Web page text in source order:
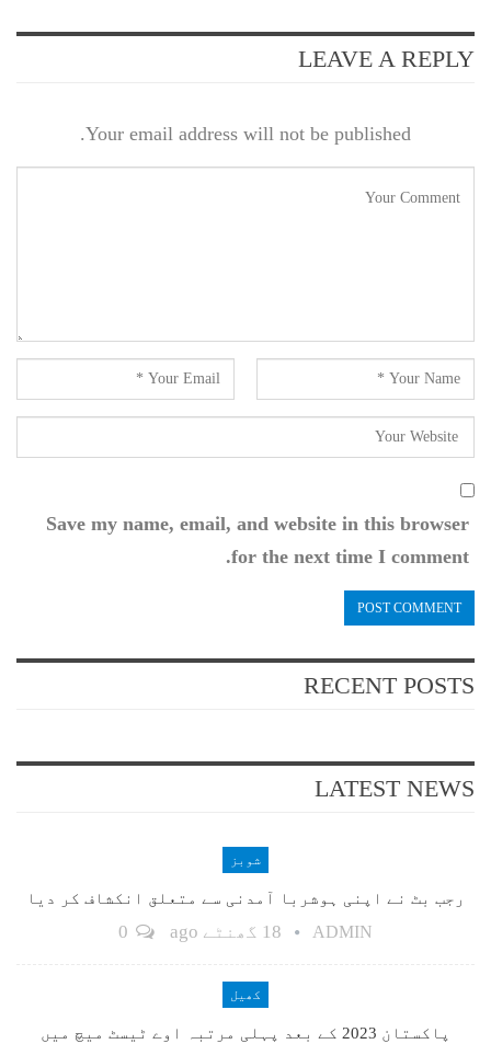
LEAVE A REPLY
Your email address will not be published.
Save my name, email, and website in this browser
for the next time I comment.
RECENT POSTS
LATEST NEWS
شوبز
رجب بٹ نے اپنی ہوشربا آمدنی سے متعلق انکشاف کر دیا
ADMIN 18 گھنٹے ago
کھیل
پاکستان 2023 کے بعد پہلی مرتبہ اوے ٹیسٹ میچ میں